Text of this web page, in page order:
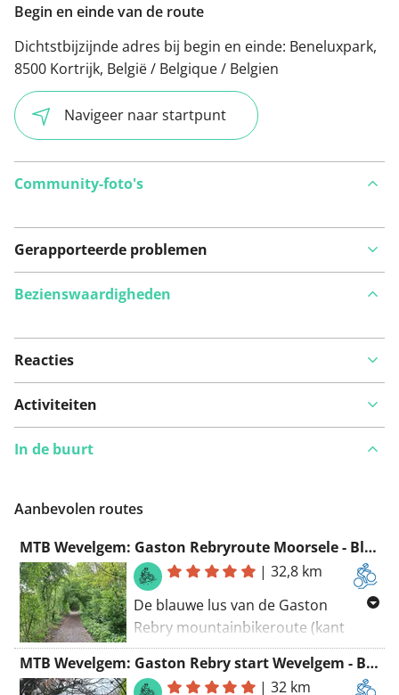
Begin en einde van de route
Dichtstbijzijnde adres bij begin en einde: Beneluxpark,
8500 Kortrijk, België / Belgique / Belgien
Navigeer naar startpunt
Community-foto's
Gerapporteerde problemen
Bekijk op kaart
Iets opgevallen op deze route?
Bezienswaardigheden
Reacties
Activiteiten
In de buurt
Aanbevolen routes
MTB Wevelgem: Gaston Rebryroute Moorsele - Blauwe lus
|32,8 km
De blauwe lus van de Gaston
Rebry mountainbikeroute (kant
Moorsele-Wevelgem) is bijna 32 km
lang.
MTB Wevelgem: Gaston Rebry start Wevelgem - Blauwe lus
|32 km